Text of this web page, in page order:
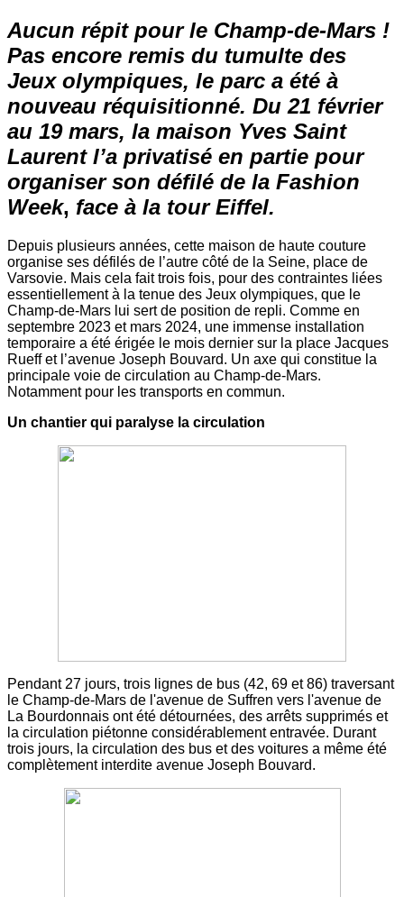
Aucun répit pour le Champ-de-Mars !
Pas encore remis du tumulte des
Jeux olympiques, le parc a été à
nouveau réquisitionné. Du 21 février
au 19 mars, la maison Yves Saint
Laurent l’a privatisé en partie pour
organiser son défilé de la Fashion
Week, face à la tour Eiffel.
Depuis plusieurs années, cette maison de haute couture
organise ses défilés de l’autre côté de la Seine, place de
Varsovie. Mais cela fait trois fois, pour des contraintes liées
essentiellement à la tenue des Jeux olympiques, que le
Champ-de-Mars lui sert de position de repli. Comme en
septembre 2023 et mars 2024, une immense installation
temporaire a été érigée le mois dernier sur la place Jacques
Rueff et l’avenue Joseph Bouvard. Un axe qui constitue la
principale voie de circulation au Champ-de-Mars.
Notamment pour les transports en commun.
Un chantier qui paralyse la circulation
Pendant 27 jours, trois lignes de bus (42, 69 et 86) traversant
le Champ-de-Mars de l'avenue de Suffren vers l'avenue de
La Bourdonnais ont été détournées, des arrêts supprimés et
la circulation piétonne considérablement entravée. Durant
trois jours, la circulation des bus et des voitures a même été
complètement interdite avenue Joseph Bouvard.